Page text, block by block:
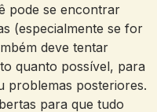
pode se encontrar
(especialmente se for
deve tentar
quanto possível, para
problemas posteriores.
para que tudo